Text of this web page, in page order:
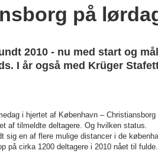
på
2010 - nu med start og
I år også med Krüger
i hjertet af København –
af tilmeldte deltagere. Og hvilken status.
sig en af flere mulige distancer i de
på cirka 1200 deltagere i 2010 nået til fulde.